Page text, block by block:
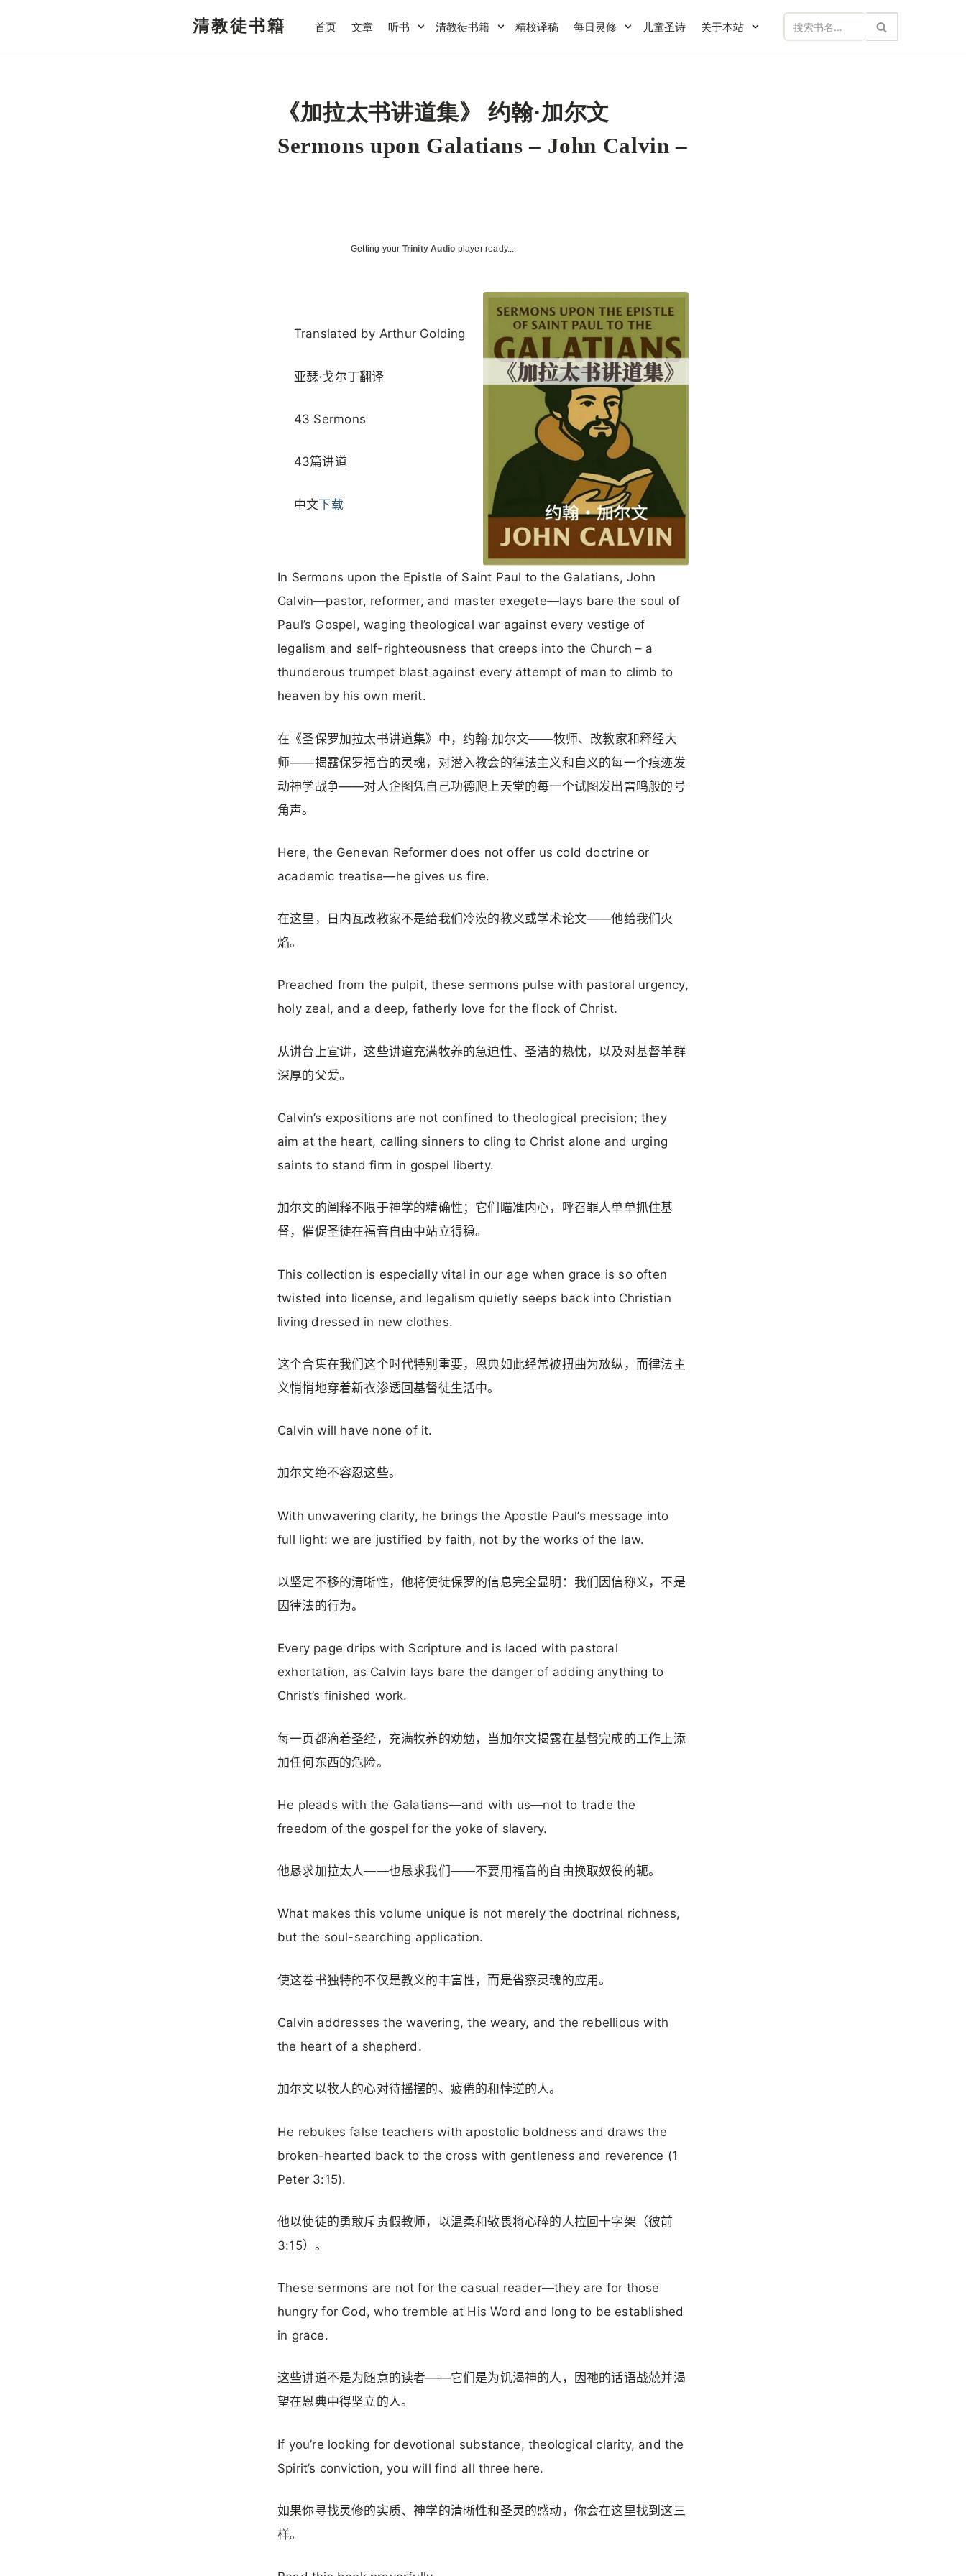
清教徒书籍 首页 文章 听书 清教徒书籍 精校译稿 每日灵修 儿童圣诗 关于本站
《加拉太书讲道集》 约翰·加尔文
Sermons upon Galatians – John Calvin –
Getting your Trinity Audio player ready...
Translated by Arthur Golding
亚瑟·戈尔丁翻译
43 Sermons
43篇讲道
中文下载
In Sermons upon the Epistle of Saint Paul to the Galatians, John
Calvin—pastor, reformer, and master exegete—lays bare the soul of
Paul’s Gospel, waging theological war against every vestige of
legalism and self-righteousness that creeps into the Church – a
thunderous trumpet blast against every attempt of man to climb to
heaven by his own merit.
在《圣保罗加拉太书讲道集》中，约翰·加尔文——牧师、改教家和释经大
师——揭露保罗福音的灵魂，对潜入教会的律法主义和自义的每一个痕迹发
动神学战争——对人企图凭自己功德爬上天堂的每一个试图发出雷鸣般的号
角声。
Here, the Genevan Reformer does not offer us cold doctrine or
academic treatise—he gives us fire.
在这里，日内瓦改教家不是给我们冷漠的教义或学术论文——他给我们火
焰。
Preached from the pulpit, these sermons pulse with pastoral urgency,
holy zeal, and a deep, fatherly love for the flock of Christ.
从讲台上宣讲，这些讲道充满牧养的急迫性、圣洁的热忱，以及对基督羊群
深厚的父爱。
Calvin’s expositions are not confined to theological precision; they
aim at the heart, calling sinners to cling to Christ alone and urging
saints to stand firm in gospel liberty.
加尔文的阐释不限于神学的精确性；它们瞄准内心，呼召罪人单单抓住基
督，催促圣徒在福音自由中站立得稳。
This collection is especially vital in our age when grace is so often
twisted into license, and legalism quietly seeps back into Christian
living dressed in new clothes.
这个合集在我们这个时代特别重要，恩典如此经常被扭曲为放纵，而律法主
义悄悄地穿着新衣渗透回基督徒生活中。
Calvin will have none of it.
加尔文绝不容忍这些。
With unwavering clarity, he brings the Apostle Paul’s message into
full light: we are justified by faith, not by the works of the law.
以坚定不移的清晰性，他将使徒保罗的信息完全显明：我们因信称义，不是
因律法的行为。
Every page drips with Scripture and is laced with pastoral
exhortation, as Calvin lays bare the danger of adding anything to
Christ’s finished work.
每一页都滴着圣经，充满牧养的劝勉，当加尔文揭露在基督完成的工作上添
加任何东西的危险。
He pleads with the Galatians—and with us—not to trade the
freedom of the gospel for the yoke of slavery.
他恳求加拉太人——也恳求我们——不要用福音的自由换取奴役的轭。
What makes this volume unique is not merely the doctrinal richness,
but the soul-searching application.
使这卷书独特的不仅是教义的丰富性，而是省察灵魂的应用。
Calvin addresses the wavering, the weary, and the rebellious with
the heart of a shepherd.
加尔文以牧人的心对待摇摆的、疲倦的和悖逆的人。
He rebukes false teachers with apostolic boldness and draws the
broken-hearted back to the cross with gentleness and reverence (1
Peter 3:15).
他以使徒的勇敢斥责假教师，以温柔和敬畏将心碎的人拉回十字架（彼前
3:15）。
These sermons are not for the casual reader—they are for those
hungry for God, who tremble at His Word and long to be established
in grace.
这些讲道不是为随意的读者——它们是为饥渴神的人，因祂的话语战兢并渴
望在恩典中得坚立的人。
If you’re looking for devotional substance, theological clarity, and the
Spirit’s conviction, you will find all three here.
如果你寻找灵修的实质、神学的清晰性和圣灵的感动，你会在这里找到这三
样。